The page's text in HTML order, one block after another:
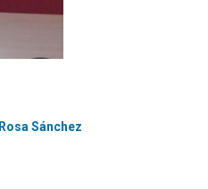
Rosa Sánchez